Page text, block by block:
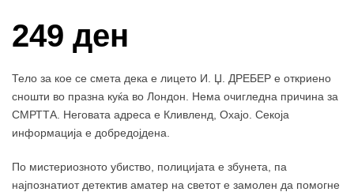
249 ден
Тело за кое се смета дека е лицето И. Џ. ДРЕБЕР е откриено
сношти во празна куќа во Лондон. Нема очигледна причина за
СМРТТА. Неговата адреса е Кливленд, Охајо. Секоја
информација е добредојдена.
По мистериозното убиство, полицијата е збунета, па
најпознатиот детектив аматер на светот е замолен да помогне